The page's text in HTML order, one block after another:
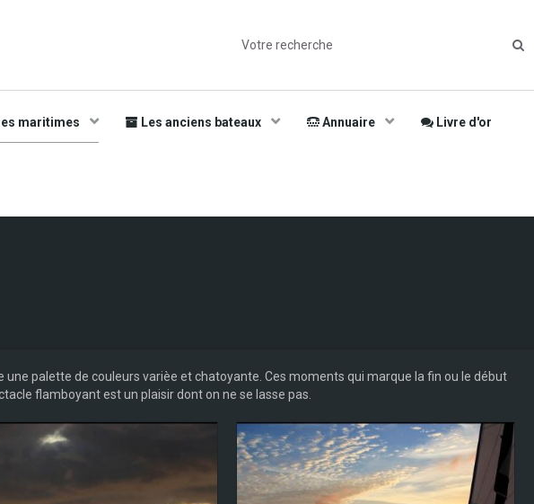
maritimes Les anciens bateaux Annuaire Livre d'or
palette de couleurs varièe et chatoyante. Ces moments qui marque la fin ou le début
flamboyant est un plaisir dont on ne se lasse pas.